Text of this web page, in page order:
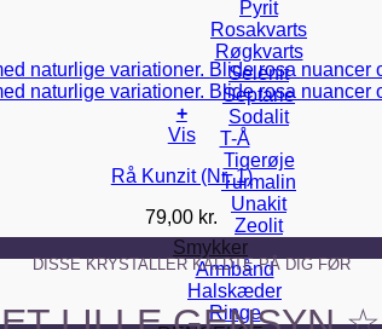
Pyrit
Rosakvarts
Røgkvarts
Selenit
Septarie
Sodalit
T-Å
Tigerøje
Turmalin
Unakit
Zeolit
Smykker
Armbånd
Halskæder
Ringe
+
Vis
Rå Kunzit (Nr. 1)
79,00 kr.
DISSE KRYSTALLER KALDTE PÅ DIG FØR